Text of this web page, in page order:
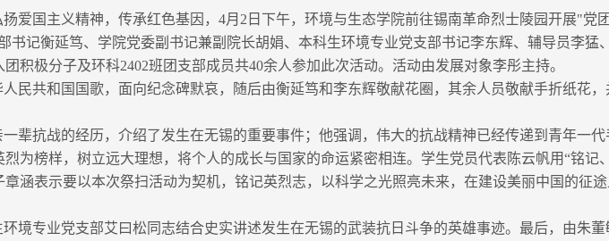
爱国主义精神，传承红色基因，4月2日下午，环境与生态学院前往锡南革命烈士陵园开展"党
书记衡延笃、学院党委副书记兼副院长胡娟、本科生环境专业党支部书记李东辉、辅导员李猛
积极分子及环科2402班团支部成员共40余人参加此次活动。活动由发展对象李彤主持。
民共和国国歌，面向纪念碑默哀，随后由衡延笃和李东辉敬献花圈，其余人员敬献手折纸花
辈抗战的经历，介绍了发生在无锡的重要事件；他强调，伟大的抗战精神已经传递到青年一
为榜样，树立远大理想，将个人的成长与国家的命运紧密相连。学生党员代表陈云帆用“铭记
涵表示要以本次祭扫活动为契机，铭记英烈志，以科学之光照亮未来，在建设美丽中国的征
境专业党支部艾曰松同志结合史实讲述发生在无锡的武装抗日斗争的英雄事迹。最后，由朱